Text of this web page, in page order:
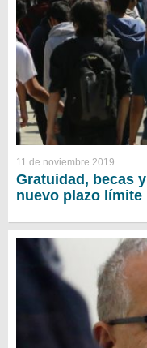
11 de noviembre 2019
Gratuidad, becas
nuevo plazo